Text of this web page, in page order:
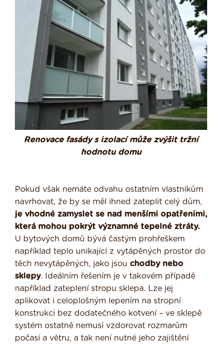
Renovace fasády s izolací může zvýšit tržní
hodnotu domu
Pokud však nemáte odvahu ostatním vlastníkům
navrhovat, že by se měl ihned zateplit celý dům,
je vhodné zamyslet se nad menšími opatřeními,
která mohou pokrýt významné tepelné ztráty.
U bytových domů bývá častým prohřeškem
například teplo unikající z vytápěných prostor do
těch nevytápěných, jako jsou chodby nebo
sklepy. Ideálním řešením je v takovém případě
například zateplení stropu sklepa. Lze jej
aplikovat i celoplošným lepením na stropní
konstrukci bez dodatečného kotvení – ve sklepě
systém ostatně nemusí vzdorovat rozmarům
počasí a větru, a tak není nutné jeho zajištění